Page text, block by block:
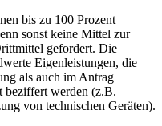
bis zu 100 Prozent
sonst keine Mittel zur
gefordert. Die
Eigenleistungen, die
als auch im Antrag
beziffert werden (z.B.
von technischen Geräten).